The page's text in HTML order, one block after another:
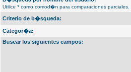
Utilice * como comod�n para comparaciones parciales.
Criterio de b�squeda:
Categor�a:
Buscar los siguientes campos: